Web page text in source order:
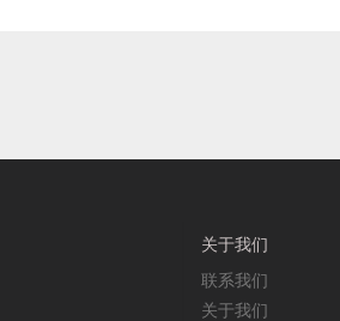
关于我们
联系我们
关于我们